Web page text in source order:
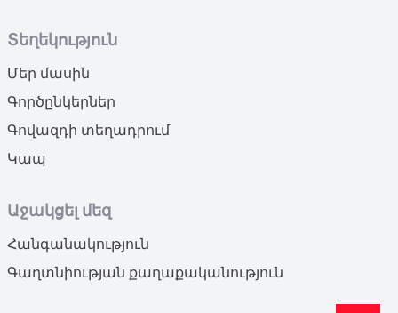
Տեղեկություն
Մեր մասին
Գործընկերներ
Գովազդի տեղադրում
Կապ
Աջակցել մեզ
Հանգանակություն
Գաղտնիության քաղաքականություն